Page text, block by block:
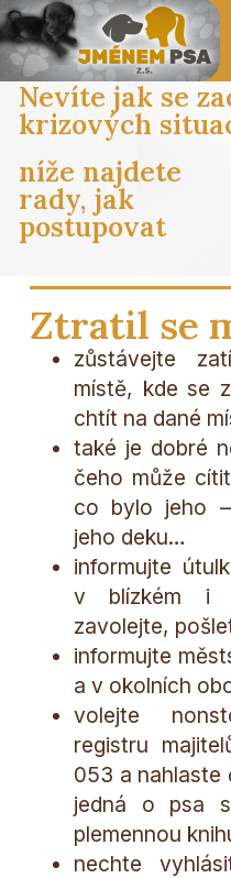
Nevíte jak se
krizových
níže najdete
rady, jak
postupovat
Ztratil se
zůstávejte
místě, kde se
chtít na dané
také je dobré
čeho může
co bylo jeho
jeho deku…
informujte
v blízkém i
zavolejte,
informujte
a v okolních
volejte
registru
053 a nahlaste
jedná o psa
plemennou
nechte